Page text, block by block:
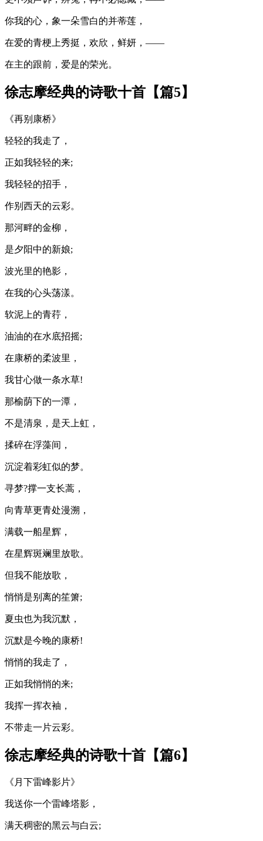
你我的心，象一朵雪白的并蒂莲，
在爱的青梗上秀挺，欢欣，鲜妍，——
在主的跟前，爱是的荣光。
徐志摩经典的诗歌十首【篇5】
《再别康桥》
轻轻的我走了，
正如我轻轻的来;
我轻轻的招手，
作别西天的云彩。
那河畔的金柳，
是夕阳中的新娘;
波光里的艳影，
在我的心头荡漾。
软泥上的青荇，
油油的在水底招摇;
在康桥的柔波里，
我甘心做一条水草!
那榆荫下的一潭，
不是清泉，是天上虹，
揉碎在浮藻间，
沉淀着彩虹似的梦。
寻梦?撑一支长蒿，
向青草更青处漫溯，
满载一船星辉，
在星辉斑斓里放歌。
但我不能放歌，
悄悄是别离的笙箫;
夏虫也为我沉默，
沉默是今晚的康桥!
悄悄的我走了，
正如我悄悄的来;
我挥一挥衣袖，
不带走一片云彩。
徐志摩经典的诗歌十首【篇6】
《月下雷峰影片》
我送你一个雷峰塔影，
满天稠密的黑云与白云;